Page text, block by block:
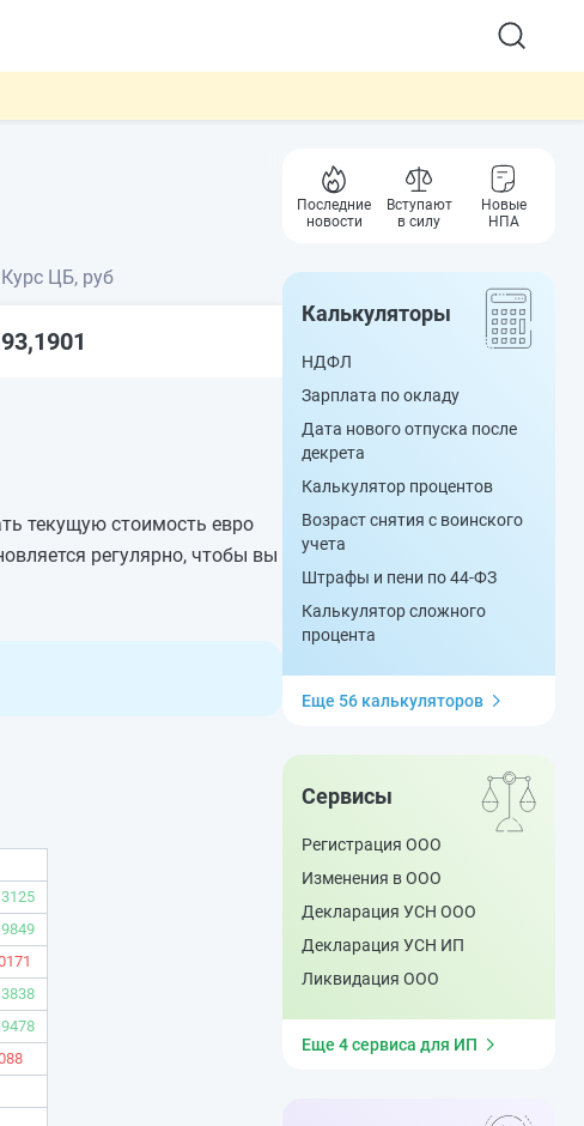
Курс ЦБ, руб
93,1901
текущую стоимость евро
регулярно, чтобы вы
Последние
новости
Вступают
в силу
Новые
НПА
Калькуляторы
НДФЛ
Зарплата по окладу
Дата нового отпуска после
декрета
Калькулятор процентов
Возраст снятия с воинского
учета
Штрафы и пени по 44-ФЗ
Калькулятор сложного
процента
Еще 56 калькуляторов
Сервисы
Регистрация ООО
Изменения в ООО
Декларация УСН ООО
Декларация УСН ИП
Ликвидация ООО
Еще 4 сервиса для ИП